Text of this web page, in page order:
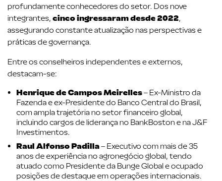
profundamente conhecedores do setor. Dos nove
integrantes, cinco ingressaram desde 2022,
assegurando constante atualização nas perspectivas e
práticas de governança.
Entre os conselheiros independentes e externos,
destacam-se:
Henrique de Campos Meirelles– Ex-Ministro da
Fazenda e ex-Presidente do Banco Central do Brasil,
com ampla trajetória no setor financeiro global,
incluindo cargos de liderança no BankBoston e na J&F
Investimentos.
Raul Alfonso Padilla– Executivo com mais de 35
anos de experiência no agronegócio global, tendo
atuado como Presidente da Bunge Global e ocupado
posições de destaque em operações internacionais.